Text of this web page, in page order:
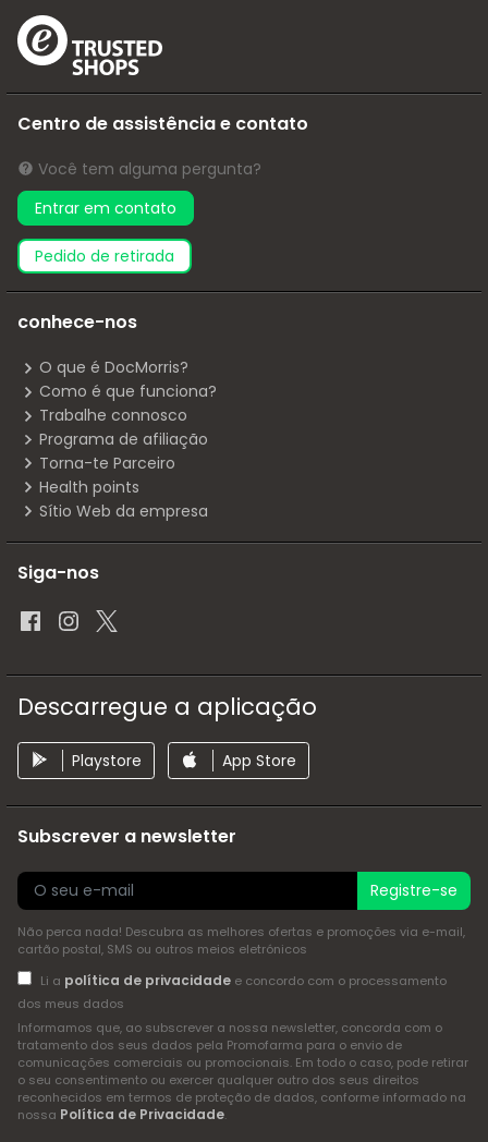
Centro de assistência e contato
Você tem alguma pergunta?
Entrar em contato
pedido de retirada
conhece-nos
O que é DocMorris?
Como é que funciona?
Trabalhe connosco
Programa de afiliação
Torna-te Parceiro
Health points
Sítio Web da empresa
Siga-nos
Descarregue a aplicação
Playstore App Store
Subscrever a newsletter
Registre-se
Não perca nada! Descubra as melhores ofertas e promoções via e-mail,
cartão postal, SMS ou outros meios eletrónicos
Li a política de privacidadee concordo com o processamento
dos meus dados
Informamos que, ao subscrever a nossa newsletter, concorda com o
tratamento dos seus dados pela Promofarma para o envio de
comunicações comerciais ou promocionais. Em todo o caso, pode retirar
o seu consentimento ou exercer qualquer outro dos seus direitos
reconhecidos em termos de proteção de dados, conforme informado na
nossa Política de Privacidade.